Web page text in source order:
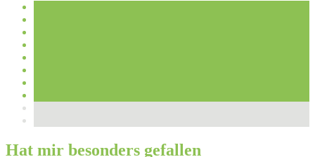
Hat mir besonders gefallen